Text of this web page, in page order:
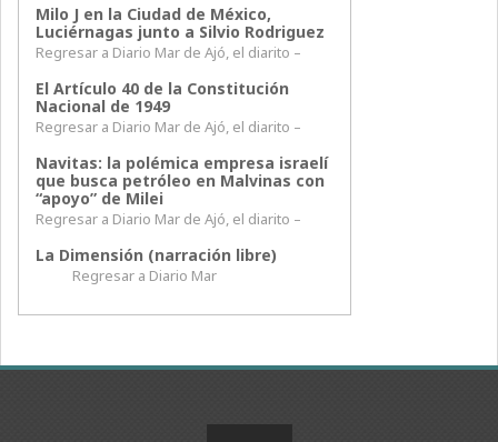
Milo J en la Ciudad de México,
Luciérnagas junto a Silvio Rodriguez
Regresar a Diario Mar de Ajó, el diarito –
El Artículo 40 de la Constitución
Nacional de 1949
Regresar a Diario Mar de Ajó, el diarito –
Navitas: la polémica empresa israelí
que busca petróleo en Malvinas con
“apoyo” de Milei
Regresar a Diario Mar de Ajó, el diarito –
La Dimensión (narración libre)
Regresar a Diario Mar